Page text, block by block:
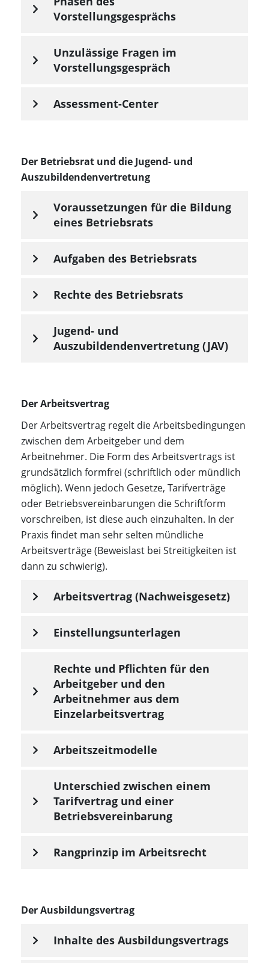
Vorstellungsgesprächs
Unzulässige Fragen im
Vorstellungsgespräch
Assessment-Center
Der Betriebsrat und die Jugend- und
Auszubildendenvertretung
Voraussetzungen für die Bildung
eines Betriebsrats
Aufgaben des Betriebsrats
Rechte des Betriebsrats
Jugend- und
Auszubildendenvertretung (JAV)
Der Arbeitsvertrag
Der Arbeitsvertrag regelt die Arbeitsbedingungen
zwischen dem Arbeitgeber und dem
Arbeitnehmer. Die Form des Arbeitsvertrags ist
grundsätzlich formfrei (schriftlich oder mündlich
möglich). Wenn jedoch Gesetze, Tarifverträge
oder Betriebsvereinbarungen die Schriftform
vorschreiben, ist diese auch einzuhalten. In der
Praxis findet man sehr selten mündliche
Arbeitsverträge (Beweislast bei Streitigkeiten ist
dann zu schwierig).
Arbeitsvertrag (Nachweisgesetz)
Einstellungsunterlagen
Rechte und Pflichten für den
Arbeitgeber und den
Arbeitnehmer aus dem
Einzelarbeitsvertrag
Arbeitszeitmodelle
Unterschied zwischen einem
Tarifvertrag und einer
Betriebsvereinbarung
Rangprinzip im Arbeitsrecht
Der Ausbildungsvertrag
Inhalte des Ausbildungsvertrags